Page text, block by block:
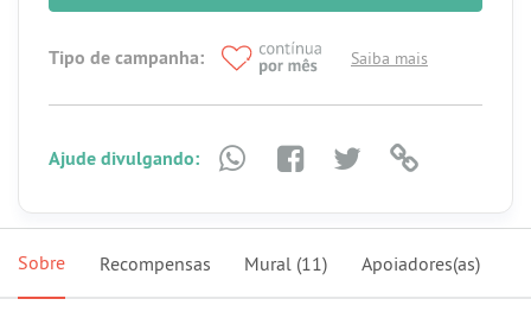
Tipo de campanha: Saiba mais
Ajude divulgando:
Sobre Recompensas Mural (11) Apoiadores(as)